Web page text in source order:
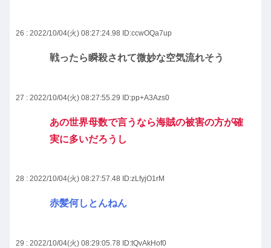
26 : 2022/10/04(火) 08:27:24.98 ID:ccwOQa7up
戦ったら瞬殺されて微妙な空気流れそう
27 : 2022/10/04(火) 08:27:55.29 ID:pp+A3Azs0
あの世界母数で言うなら海賊の被害の方が確
実に多いだろうし
28 : 2022/10/04(火) 08:27:57.48 ID:zLfyjO1rM
赤髪何しとんねん
29 : 2022/10/04(火) 08:29:05.78 ID:tQvAkHof0